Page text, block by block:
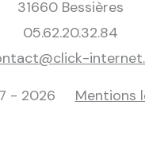
31660 Bessières
05.62.20.32.84
- 2026
Mentions